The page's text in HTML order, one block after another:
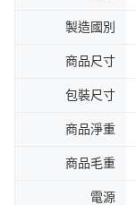
製造國別
商品尺寸
包裝尺寸
商品淨重
商品毛重
電源